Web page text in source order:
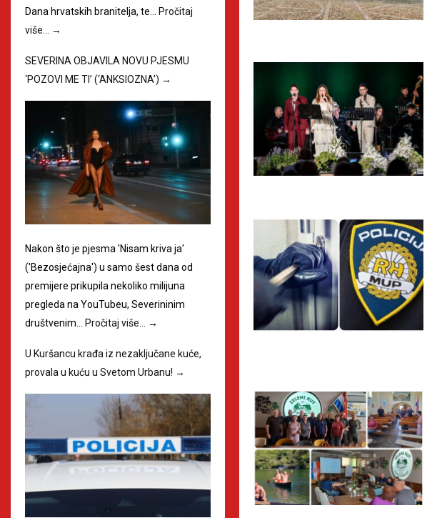
Dana hrvatskih branitelja, te… Pročitaj
više… →
SEVERINA OBJAVILA NOVU PJESMU
‘POZOVI ME TI’ (‘ANKSIOZNA’) →
Nakon što je pjesma 'Nisam kriva ja'
('Bezosjećajna') u samo šest dana od
premijere prikupila nekoliko milijuna
pregleda na YouTubeu, Severininim
društvenim…
Pročitaj više… →
U Kuršancu krađa iz nezaključane kuće,
provala u kuću u Svetom Urbanu! →